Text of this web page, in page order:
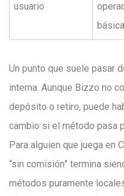
usuario
Un punto que suele pasar
interna. Aunque Bizzo no
depósito o retiro, puede
cambio si el método pasa
Para alguien que juega en
“sin comisión” termina
métodos puramente